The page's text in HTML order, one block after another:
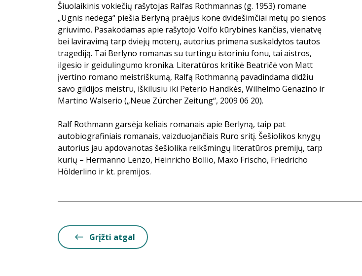
Šiuolaikinis vokiečių rašytojas Ralfas Rothmannas (g. 1953) romane
„Ugnis nedega“ piešia Berlyną praėjus kone dvidešimčiai metų po sienos
griuvimo. Pasakodamas apie rašytojo Volfo kūrybines kančias, vienatvę
bei laviravimą tarp dviejų moterų, autorius primena suskaldytos tautos
tragediją. Tai Berlyno romanas su turtingu istoriniu fonu, tai aistros,
ilgesio ir geidulingumo kronika. Literatūros kritikė Beatričė von Matt
įvertino romano meistriškumą, Ralfą Rothmanną pavadindama didžiu
savo gildijos meistru, iškilusiu iki Peterio Handkės, Wilhelmo Genazino ir
Martino Walserio („Neue Zürcher Zeitung“, 2009 06 20).
Ralf Rothmann garsėja keliais romanais apie Berlyną, taip pat
autobiografiniais romanais, vaizduojančiais Ruro sritį. Šešiolikos knygų
autorius jau apdovanotas šešiolika reikšmingų literatūros premijų, tarp
kurių – Hermanno Lenzo, Heinricho Böllio, Maxo Frischo, Friedricho
Hölderlino ir kt. premijos.
Grįžti atgal